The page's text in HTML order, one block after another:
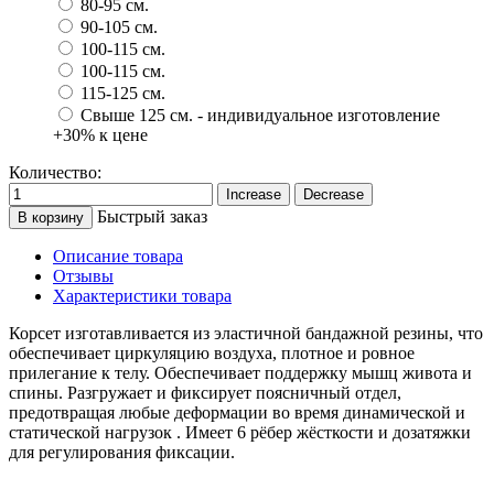
80-95 см.
90-105 см.
100-115 см.
100-115 см.
115-125 см.
Свыше 125 см. - индивидуальное изготовление
+30% к цене
Количество:
В корзину Быстрый заказ
Описание товара
Отзывы
Характеристики товара
Корсет изготавливается из эластичной бандажной резины, что
обеспечивает циркуляцию воздуха, плотное и ровное
прилегание к телу. Обеспечивает поддержку мышц живота и
спины. Разгружает и фиксирует поясничный отдел,
предотвращая любые деформации во время динамической и
статической нагрузок . Имеет 6 рёбер жёсткости и дозатяжки
для регулирования фиксации.